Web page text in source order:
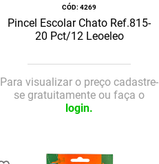
:4269
Pincel Escolar Chato Ref.815-
20 Pct/12 Leoeleo
Para visualizar o preço cadastre-
se gratuitamente ou faça o
login.